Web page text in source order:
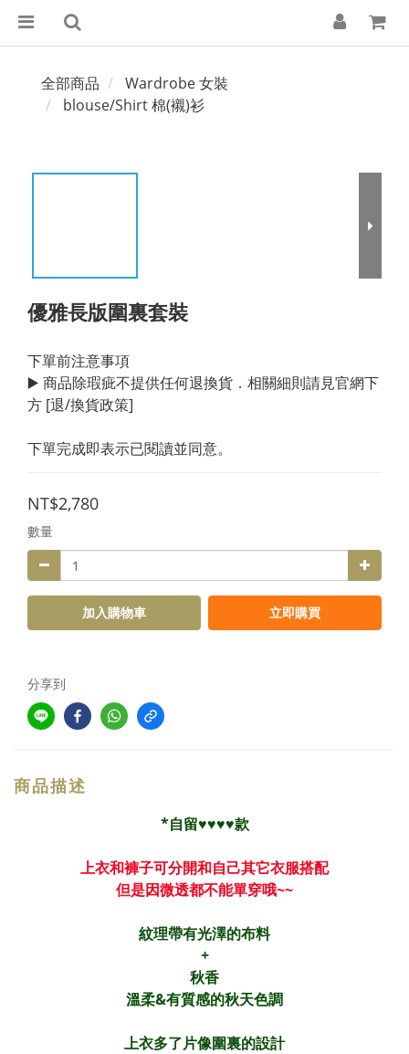
全部商品
Wardrobe 女裝
blouse/Shirt 棉(襯)衫
優雅長版圍裏套裝
下單前注意事項
▶️ 商品除瑕疵不提供任何退換貨．相關細則請見官網下
方 [退/換貨政策]
下單完成即表示已閱讀並同意。
NT$2,780
數量
加入購物車 立即購買
分享到
商品描述
*自留♥♥♥♥款
上衣和褲子可分開和自己其它衣服搭配
但是因微透都不能單穿哦~~
紋理帶有光澤的布料
+
秋香
溫柔&有質感的秋天色調
上衣多了片像圍裏的設計